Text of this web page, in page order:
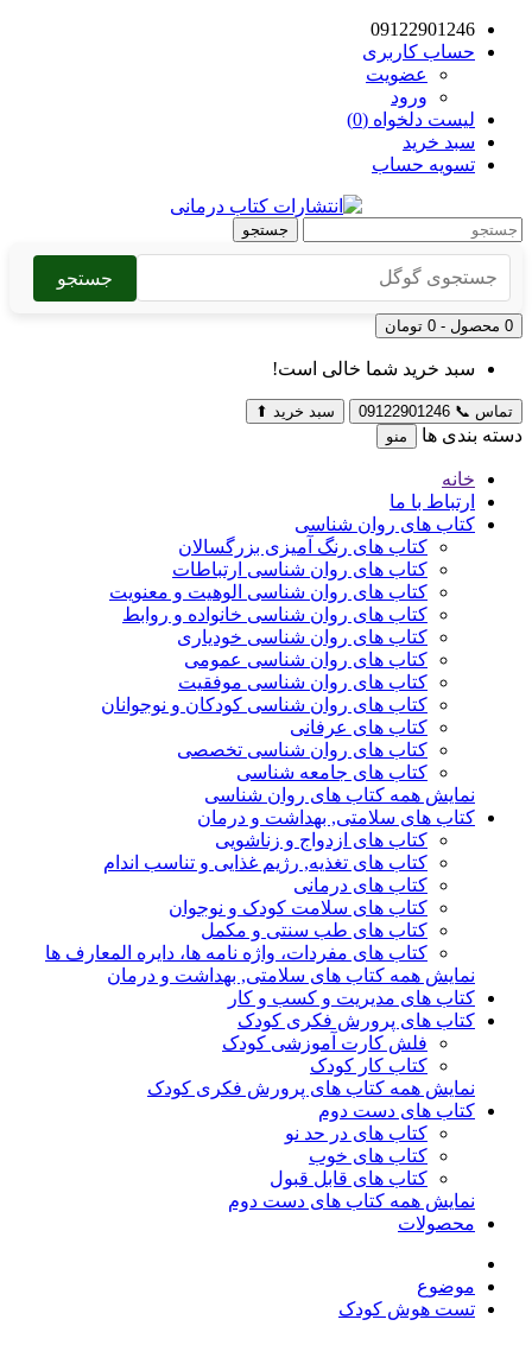
09122901246
حساب کاربری
عضویت
ورود
لیست دلخواه (0)
سبد خرید
تسویه حساب
جستجو
جستجو
0 محصول - 0 تومان
سبد خرید شما خالی است!
تماس 📞
09122901246 سبد خرید ⬆
دسته بندی ها منو
خانه
ارتباط با ما
کتاب های روان شناسی
کتاب های رنگ آمیزی بزرگسالان
کتاب های روان شناسی ارتباطات
کتاب های روان شناسی الوهیت و معنویت
کتاب های روان شناسی خانواده و روابط
کتاب های روان شناسی خودیاری
کتاب های روان شناسی عمومی
کتاب های روان شناسی موفقیت
کتاب های روان شناسی کودکان و نوجوانان
کتاب های عرفانی
کتاب های روان شناسی تخصصی
کتاب های جامعه شناسی
نمایش همه کتاب های روان شناسی
کتاب های سلامتی, بهداشت و درمان
کتاب های ازدواج و زناشویی
کتاب های تغذیه, رژیم غذایی و تناسب اندام
کتاب های درمانی
کتاب های سلامت کودک و نوجوان
کتاب های طب سنتی و مکمل
کتاب های مفردات، واژه نامه ها، دایره المعارف ها
نمایش همه کتاب های سلامتی, بهداشت و درمان
کتاب های مدیریت و کسب و کار
کتاب های پرورش فکری کودک
فلش کارت آموزشی کودک
کتاب کار کودک
نمایش همه کتاب های پرورش فکری کودک
کتاب های دست دوم
کتاب های در حد نو
کتاب های خوب
کتاب های قابل قبول
نمایش همه کتاب های دست دوم
محصولات
موضوع
تست هوش کودک